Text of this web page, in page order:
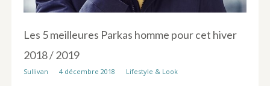
Les 5 meilleures Parkas homme pour cet hiver
2018 / 2019
Sullivan 4 décembre 2018 Lifestyle & Look